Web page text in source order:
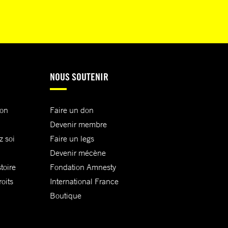
soi
NOUS SOUTENIR
Faire un don
Devenir membre
Faire un legs
Devenir mécène
Fondation Amnesty
International France
Boutique